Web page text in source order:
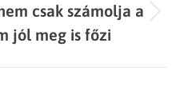
Next
post:
csak számolja a
jól meg is főzi